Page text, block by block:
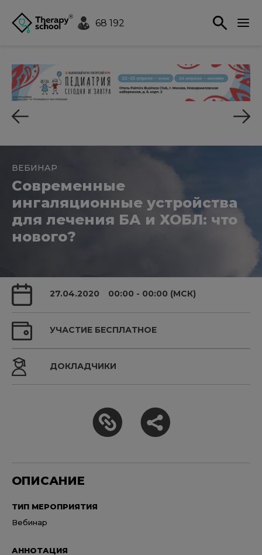
68 192
ВЕБИНАР
Современные
ингаляционные устройства
для лечения БА и ХОБЛ: что
нового?
27.04.2020 00:00 - 00:00 (МСК)
УЧАСТИЕ БЕСПЛАТНОЕ
ДОКЛАДЧИКИ
ОПИСАНИЕ
ТИП МЕРОПРИЯТИЯ
Вебинар
АННОТАЦИЯ